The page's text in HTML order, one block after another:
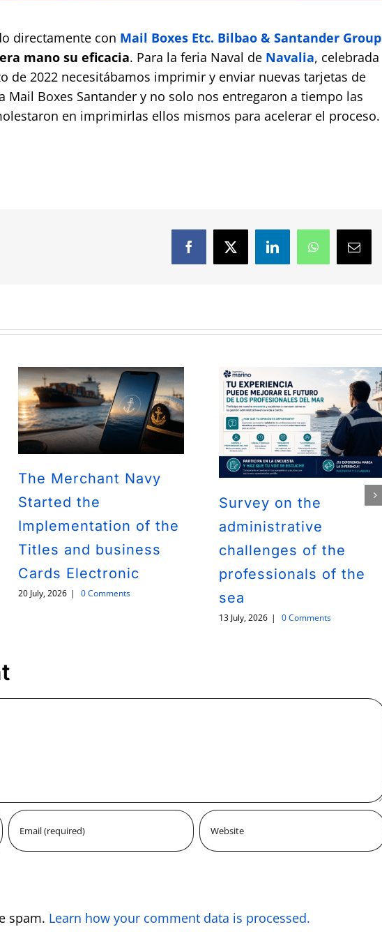
directamente con Mail Boxes Etc. Bilbao & Santander Group
mano su eficacia. Para la feria Naval de Navalia, celebrada
de 2022 necesitábamos imprimir y enviar nuevas tarjetas de
Mail Boxes Santander y no solo nos entregaron a tiempo las
en imprimirlas ellos mismos para acelerar el proceso.
Facebook
X LinkedInWhatsAppEmail
The Merchant Navy
Started the
Implementation of the
Titles and business
Cards Electronic
20 July, 2026 | 0 Comments
Survey on the
administrative
challenges of the
professionals of the
sea
13 July, 2026 | 0 Comments
spam. Learn how your comment data is processed.